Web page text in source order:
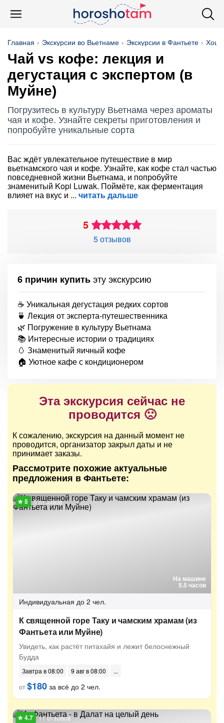
Главная Экскурсии во Вьетнаме Экскурсии в Фантьете
Чай vs кофе: лекция и
дегустация с экспертом (в
Муйне)
Погрузитесь в культуру Вьетнама через ароматы
чая и кофе. Узнайте секреты приготовления и
попробуйте уникальные сорта
Вас ждёт увлекательное путешествие в мир
вьетнамского чая и кофе. Узнайте, как кофе стал частью
повседневной жизни Вьетнама, и попробуйте
знаменитый Kopi Luwak. Поймёте, как ферментация
влияет на вкус и читать дальше
5
5 отзывов
6 причин купитьэту экскурсию
☕️ Уникальная дегустация редких сортов
🍵 Лекция от эксперта-путешественника
🌿 Погружение в культуру Вьетнама
📚 Интересные истории о традициях
🥚 Знаменитый яичный кофе
🏠 Уютное кафе с кондиционером
Эта экскурсия сейчас не
проводится 🙁
К сожалению, экскурсия на данный момент не
проводится, организатор закрыл даты и не
принимает заказы.
Рассмотрите похожие актуальные
предложения в Фантьете:
На машине
5.5 часов
5 отзывов
Индивидуальная до 2 чел.
К священной горе Таку и чамским храмам (из
Фантьета или Муйне)
Увидеть, как растёт питахайя и лежит белоснежный
Будда
Завтра в 08:00
9 авг в 08:00
от$180 за всё до 2 чел.
11 отзывов